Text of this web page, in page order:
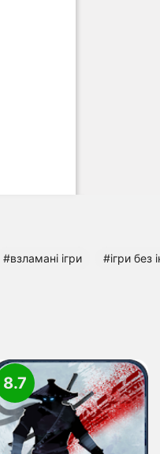
#взламані ігри #ігри без
8.7